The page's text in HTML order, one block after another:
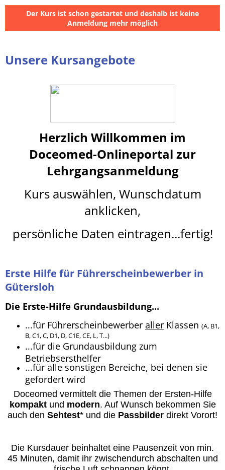
Der Kurs ist schon gestartet und deshalb ist keine
Anmeldung mehr möglich
Unsere Kursangebote
Herzlich Willkommen im
Doceomed-Onlineportal zur
Lehrgangsanmeldung
Kurs auswählen, Wunschdatum
anklicken,
persönliche Daten eintragen...fertig!
Erste Hilfe für Führerscheinbewerber in
Gütersloh
Die Erste-Hilfe Grundausbildung...
...für Führerscheinbewerber aller Klassen (A, B1,
B, C1, C, D1, D, C1E, CE, L, T...)
...für die Grundausbildung zum
Betriebsersthelfer
...für alle sonstigen Bereiche, bei denen sie
gefordert wird
Doceomed vermittelt die Themen der Ersten-Hilfe
kompaktund modern. Auf Wunsch bekommen Sie
auch den Sehtest* und die Passbilder direkt Vorort!
Die Kursdauer beinhaltet eine Pausenzeit von min.
45 Minuten, damit ihr zwischendurch abschalten und